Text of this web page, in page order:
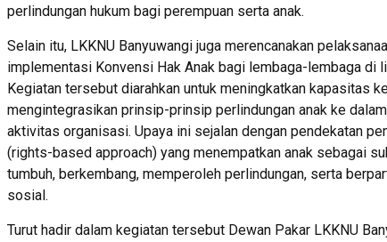
perlindungan hukum bagi perempuan serta anak.
Selain itu, LKKNU Banyuwangi juga merencanakan
implementasi Konvensi Hak Anak bagi lembaga-lembaga di
Kegiatan tersebut diarahkan untuk meningkatkan kapasitas
mengintegrasikan prinsip-prinsip perlindungan anak ke
aktivitas organisasi. Upaya ini sejalan dengan pendekatan
(rights-based approach) yang menempatkan anak sebagai
tumbuh, berkembang, memperoleh perlindungan, serta
sosial.
Turut hadir dalam kegiatan tersebut Dewan Pakar LKKNU